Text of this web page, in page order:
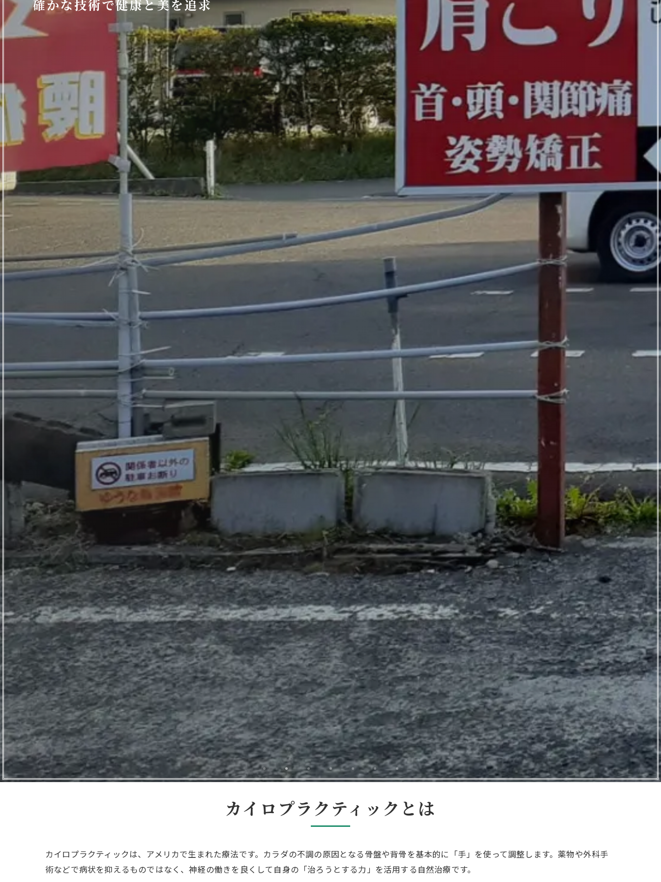
確かな技術で健康と美を追求
カイロプラクティックとは
カイロプラクティックは、アメリカで生まれた療法です。カラダの不調の原因となる骨盤や背骨を基本的に「手」を使って調整します。薬物や外科手
術などで病状を抑えるものではなく、神経の働きを良くして自身の「治ろうとする力」を活用する自然治療です。